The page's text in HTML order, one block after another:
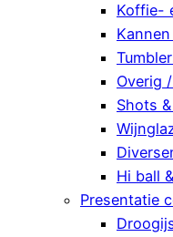
Koffie-
Overig
Shots
Hi ball
Presentatie